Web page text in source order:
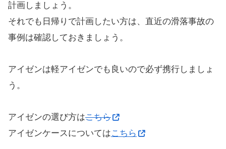
計画しましょう。
それでも日帰りで計画したい方は、直近の滑落事故の
事例は確認しておきましょう。
アイゼンは軽アイゼンでも良いので必ず携行しましょ
う。
アイゼンの選び方はこちら
アイゼンケースについてはこちら